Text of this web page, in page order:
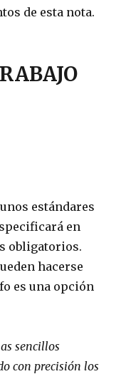
de esta nota.
estándares
en
obligatorios.
hacerse
es una opción
sencillos
con precisión los